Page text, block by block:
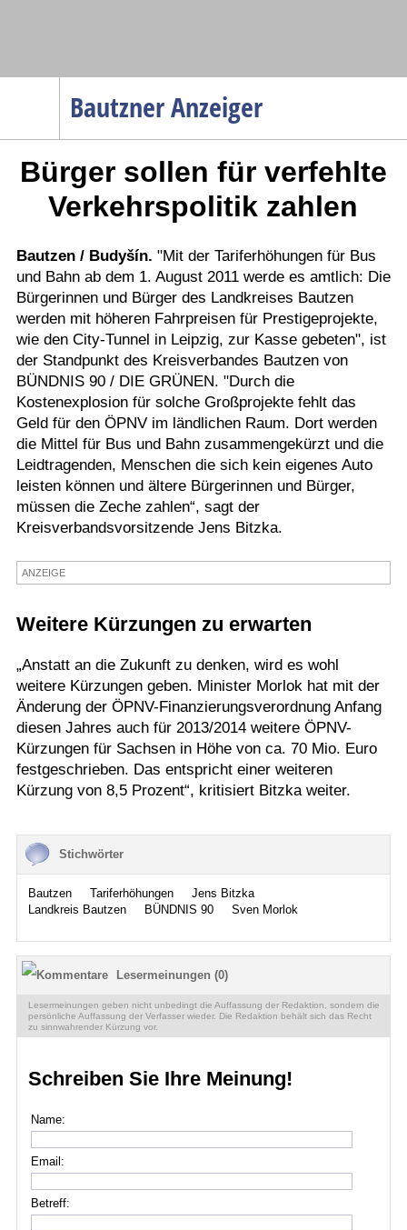
Bautzner Anzeiger
Menüpunkte
Politik
Gesellschaft
Wirtschaft
Service
Verkehr
Gesundheit
Kultur
Sport
Kostenlos
Bürger sollen für verfehlte
Verkehrspolitik zahlen
Bautzen / Budyšín. "Mit der Tariferhöhungen für Bus
und Bahn ab dem 1. August 2011 werde es amtlich: Die
Bürgerinnen und Bürger des Landkreises Bautzen
werden mit höheren Fahrpreisen für Prestigeprojekte,
wie den City-Tunnel in Leipzig, zur Kasse gebeten", ist
der Standpunkt des Kreisverbandes Bautzen von
BÜNDNIS 90 / DIE GRÜNEN. "Durch die
Kostenexplosion für solche Großprojekte fehlt das
Geld für den ÖPNV im ländlichen Raum. Dort werden
die Mittel für Bus und Bahn zusammengekürzt und die
Leidtragenden, Menschen die sich kein eigenes Auto
leisten können und ältere Bürgerinnen und Bürger,
müssen die Zeche zahlen“, sagt der
Kreisverbandsvorsitzende Jens Bitzka.
ANZEIGE
Weitere Kürzungen zu erwarten
„Anstatt an die Zukunft zu denken, wird es wohl
weitere Kürzungen geben. Minister Morlok hat mit der
Änderung der ÖPNV-Finanzierungsverordnung Anfang
diesen Jahres auch für 2013/2014 weitere ÖPNV-
Kürzungen für Sachsen in Höhe von ca. 70 Mio. Euro
festgeschrieben. Das entspricht einer weiteren
Kürzung von 8,5 Prozent“, kritisiert Bitzka weiter.
Stichwörter
Bautzen Tariferhöhungen
Jens Bitzka
Landkreis Bautzen
BÜNDNIS 90 Sven Morlok
Lesermeinungen (0)
Lesermeinungen geben nicht unbedingt die Auffassung der Redaktion, sondern die
persönliche Auffassung der Verfasser wieder. Die Redaktion behält sich das Recht
zu sinnwahrender Kürzung vor.
Schreiben Sie Ihre Meinung!
Name:
Email:
Betreff: